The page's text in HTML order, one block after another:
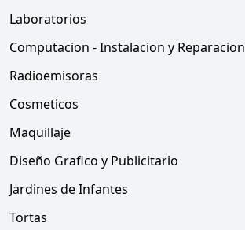
Laboratorios
Computacion - Instalacion y Reparacion
Radioemisoras
Cosmeticos
Maquillaje
Diseño Grafico y Publicitario
Jardines de Infantes
Tortas